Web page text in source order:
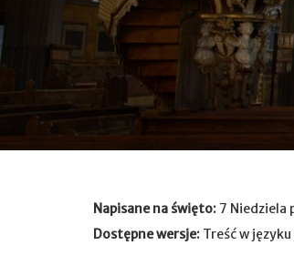
Napisane na święto: 7 Niedziela
Dostępne wersje: Treść w